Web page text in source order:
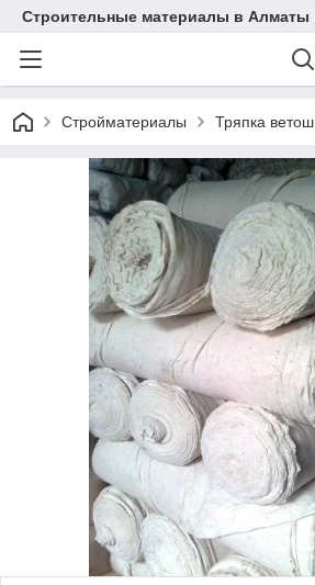
Строительные материалы в Алматы
Стройматериалы Тряпка ветош